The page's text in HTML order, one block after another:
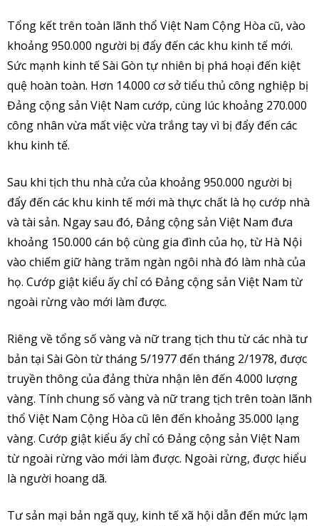
Tổng kết trên toàn lãnh thổ Việt Nam Cộng Hòa cũ, vào
khoảng 950.000 người bị đẩy đến các khu kinh tế mới.
Sức mạnh kinh tế Sài Gòn tự nhiên bị phá hoại đến kiệt
quệ hoàn toàn. Hơn 14.000 cơ sở tiểu thủ công nghiệp bị
Đảng cộng sản Việt Nam cướp, cùng lúc khoảng 270.000
công nhân vừa mất việc vừa trắng tay vì bị đẩy đến các
khu kinh tế.
Sau khi tịch thu nhà cửa của khoảng 950.000 người bị
đẩy đến các khu kinh tế mới mà thực chất là họ cướp nhà
và tài sản. Ngay sau đó, Đảng cộng sản Việt Nam đưa
khoảng 150.000 cán bộ cùng gia đình của họ, từ Hà Nội
vào chiếm giữ hàng trăm ngàn ngôi nhà đó làm nhà của
họ. Cướp giật kiểu ấy chỉ có Đảng cộng sản Việt Nam từ
ngoài rừng vào mới làm được.
Riêng về tổng số vàng và nữ trang tịch thu từ các nhà tư
bản tại Sài Gòn từ tháng 5/1977 đến tháng 2/1978, được
truyền thông của đảng thừa nhận lên đến 4.000 lượng
vàng. Tính chung số vàng và nữ trang tịch trên toàn lãnh
thổ Việt Nam Cộng Hòa cũ lên đến khoảng 35.000 lạng
vàng. Cướp giật kiểu ấy chỉ có Đảng cộng sản Việt Nam
từ ngoài rừng vào mới làm được. Ngoài rừng, được hiểu
là người hoang dã.
Tư sản mại bản ngã quỵ, kinh tế xã hội dẫn đến mức lạm